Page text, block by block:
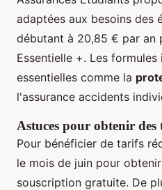
adaptées aux besoins des
débutant à 20,85 € par an
Essentielle +. Les
essentielles comme la
l'assurance accidents
Astuces pour obtenir
Pour bénéficier de tarifs
le mois de juin pour
souscription gratuite. De